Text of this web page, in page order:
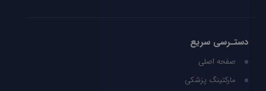
دستـرسی سریع
صفحه اصلی
مارکتینگ پزشکی